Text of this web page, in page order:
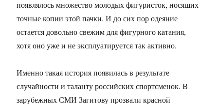
появлялось множество молодых фигуристок, носящих
точные копии этой пачки. И до сих пор одеяние
остается довольно свежим для фигурного катания,
хотя оно уже и не эксплуатируется так активно.
Именно такая история появилась в результате
случайности и таланту российских спортсменок. В
зарубежных СМИ Загитову прозвали красной